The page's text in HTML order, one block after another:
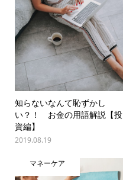
知らないなんて恥ずかし
い？！ お金の用語解説【投
資編】
2019.08.19
マネーケア